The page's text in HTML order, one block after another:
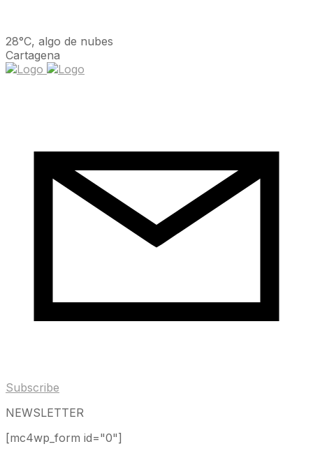
28°C, algo de nubes
Cartagena
Subscribe
NEWSLETTER
[mc4wp_form id="0"]